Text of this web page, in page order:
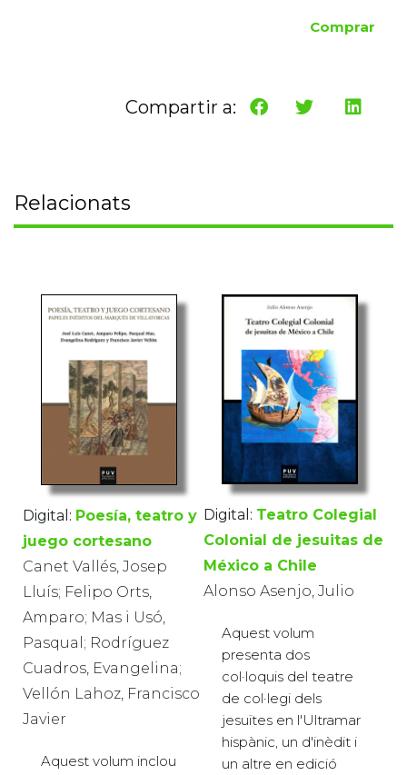
Comprar
Compartir a:
Relacionats
Digital: Poesía, teatro y
juego cortesano
Canet Vallés, Josep
Lluís; Felipo Orts,
Amparo; Mas i Usó,
Pasqual; Rodríguez
Cuadros, Evangelina;
Vellón Lahoz, Francisco
Javier
Aquest volum inclou
Digital: Teatro Colegial
Colonial de jesuitas de
México a Chile
Alonso Asenjo, Julio
Aquest volum
presenta dos
col·loquis del teatre
de col·legi dels
jesuïtes en l'Ultramar
hispànic, un d'inèdit i
un altre en edició